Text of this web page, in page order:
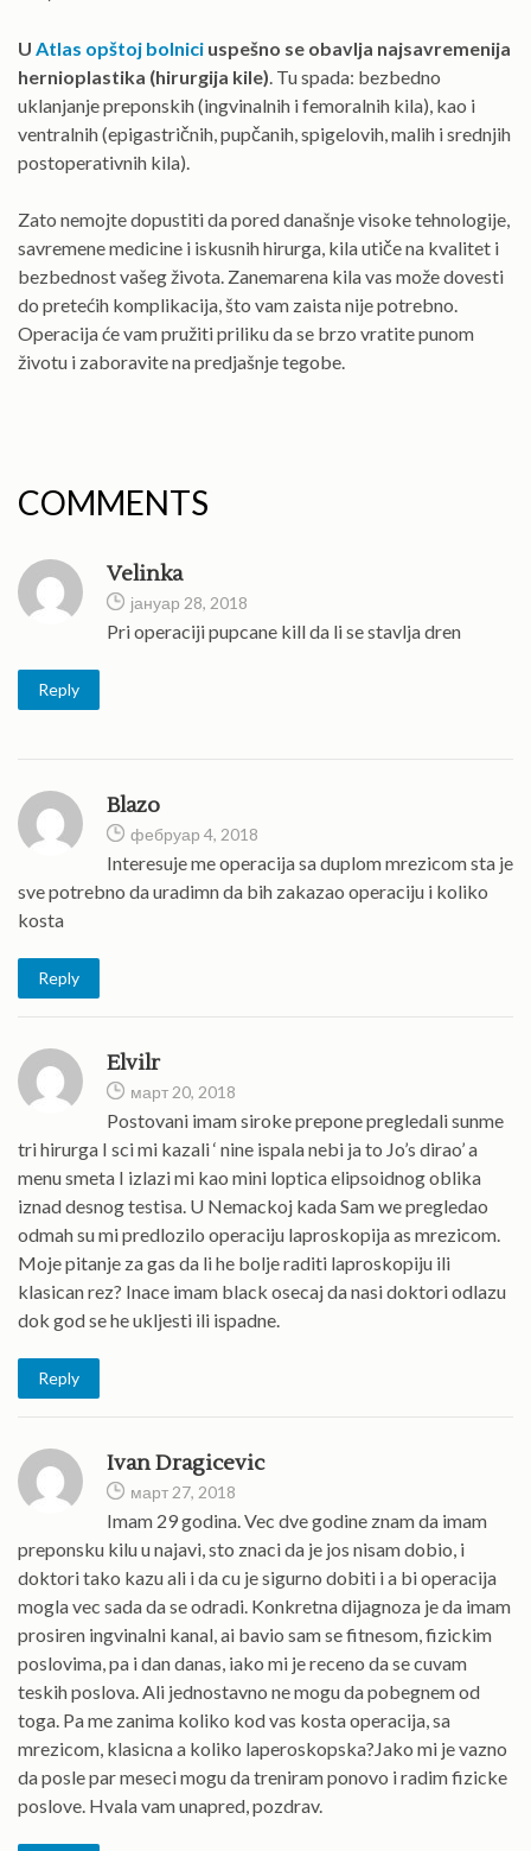
U Atlas opštoj bolnici uspešno se obavlja najsavremenija
hernioplastika (hirurgija kile) . Tu spada: bezbedno
uklanjanje preponskih (ingvinalnih i femoralnih kila), kao i
ventralnih (epigastričnih, pupčanih, spigelovih, malih i srednjih
postoperativnih kila).
Zato nemojte dopustiti da pored današnje visoke tehnologije,
savremene medicine i iskusnih hirurga, kila utiče na kvalitet i
bezbednost vašeg života. Zanemarena kila vas može dovesti
do pretećih komplikacija, što vam zaista nije potrebno.
Operacija će vam pružiti priliku da se brzo vratite punom
životu i zaboravite na predjašnje tegobe.
COMMENTS
Velinka
јануар 28, 2018
Pri operaciji pupcane kill da li se stavlja dren
Reply
Blazo
фебруар 4, 2018
Interesuje me operacija sa duplom mrezicom sta je
sve potrebno da uradimn da bih zakazao operaciju i koliko
kosta
Reply
Elvilr
март 20, 2018
Postovani imam siroke prepone pregledali sunme
tri hirurga I sci mi kazali ‘ nine ispala nebi ja to Jo’s dirao’ a
menu smeta I izlazi mi kao mini loptica elipsoidnog oblika
iznad desnog testisa. U Nemackoj kada Sam we pregledao
odmah su mi predlozilo operaciju laproskopija as mrezicom.
Moje pitanje za gas da li he bolje raditi laproskopiju ili
klasican rez? Inace imam black osecaj da nasi doktori odlazu
dok god se he ukljesti ili ispadne.
Reply
Ivan Dragicevic
март 27, 2018
Imam 29 godina. Vec dve godine znam da imam
preponsku kilu u najavi, sto znaci da je jos nisam dobio, i
doktori tako kazu ali i da cu je sigurno dobiti i a bi operacija
mogla vec sada da se odradi. Konkretna dijagnoza je da imam
prosiren ingvinalni kanal, ai bavio sam se fitnesom, fizickim
poslovima, pa i dan danas, iako mi je receno da se cuvam
teskih poslova. Ali jednostavno ne mogu da pobegnem od
toga. Pa me zanima koliko kod vas kosta operacija, sa
mrezicom, klasicna a koliko laperoskopska?Jako mi je vazno
da posle par meseci mogu da treniram ponovo i radim fizicke
poslove. Hvala vam unapred, pozdrav.